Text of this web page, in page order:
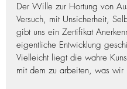
Der Wille zur Hortung von
Versuch, mit Unsicherheit,
gibt uns ein Zertifikat
eigentliche Entwicklung
Vielleicht liegt die wahre
mit dem zu arbeiten, was wir